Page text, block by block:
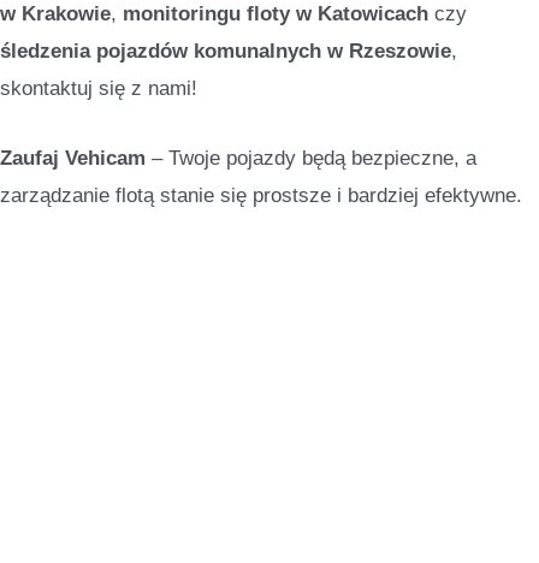
w Krakowie, monitoringu floty w Katowicach czy
śledzenia pojazdów komunalnych w Rzeszowie,
skontaktuj się z nami!
Zaufaj Vehicam – Twoje pojazdy będą bezpieczne, a
zarządzanie flotą stanie się prostsze i bardziej efektywne.